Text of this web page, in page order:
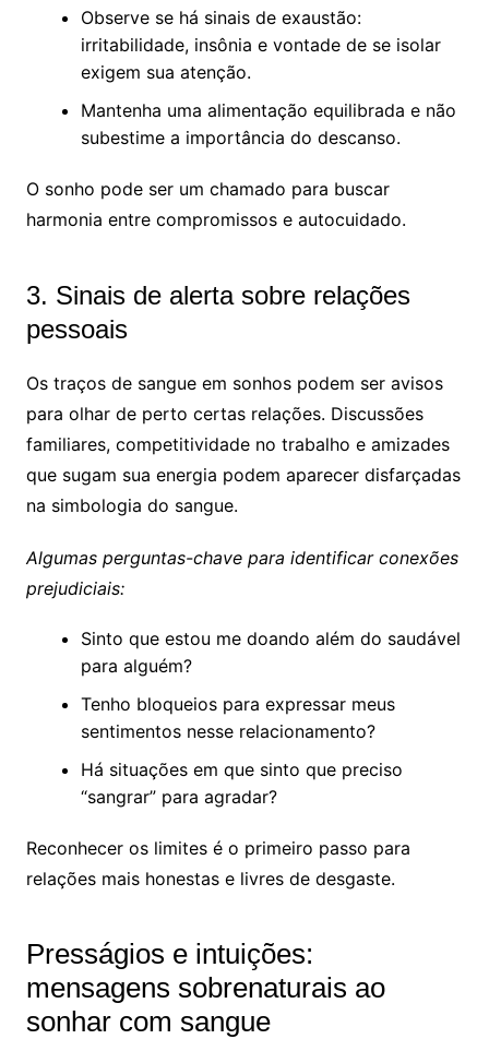
Observe se há sinais de exaustão:
irritabilidade, insônia e vontade de se isolar
exigem sua atenção.
Mantenha uma alimentação equilibrada e não
subestime a importância do descanso.
O sonho pode ser um chamado para buscar
harmonia entre compromissos e autocuidado.
3. Sinais de alerta sobre relações
pessoais
Os traços de sangue em sonhos podem ser avisos
para olhar de perto certas relações. Discussões
familiares, competitividade no trabalho e amizades
que sugam sua energia podem aparecer disfarçadas
na simbologia do sangue.
Algumas perguntas-chave para identificar conexões
prejudiciais:
Sinto que estou me doando além do saudável
para alguém?
Tenho bloqueios para expressar meus
sentimentos nesse relacionamento?
Há situações em que sinto que preciso
“sangrar” para agradar?
Reconhecer os limites é o primeiro passo para
relações mais honestas e livres de desgaste.
Presságios e intuições:
mensagens sobrenaturais ao
sonhar com sangue